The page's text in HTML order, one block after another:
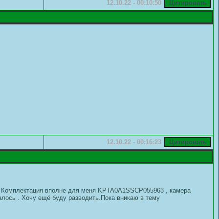
12.10.22 - 00:10:50
12.10.22 - 00:16:23
вполне для меня KPTA0A1SSCP055963 , камера
. Хочу ещё буду разводить.Пока вникаю в тему